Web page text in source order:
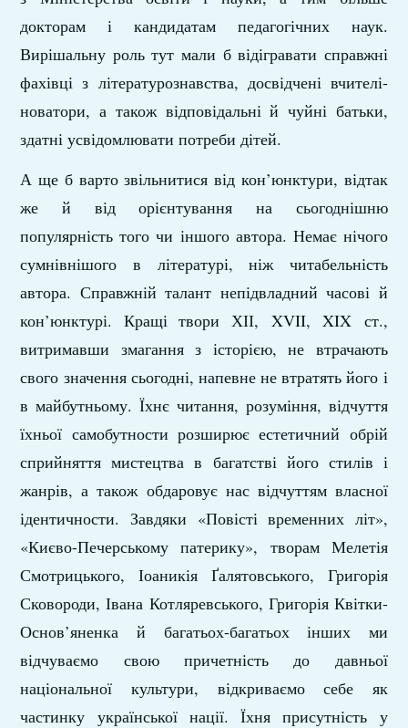
докторам і кандидатам педагогічних наук.
Вирішальну роль тут мали б відігравати справжні
фахівці з літературознавства, досвідчені вчителі-
новатори, а також відповідальні й чуйні батьки,
здатні усвідомлювати потреби дітей.
А ще б варто звільнитися від кон’юнктури, відтак
же й від орієнтування на сьогоднішню
популярність того чи іншого автора. Немає нічого
сумнівнішого в літературі, ніж читабельність
автора. Справжній талант непідвладний часові й
кон’юнктурі. Кращі твори ХІІ, XVII, XIX ст.,
витримавши змагання з історією, не втрачають
свого значення сьогодні, напевне не втратять його і
в майбутньому. Їхнє читання, розуміння, відчуття
їхньої самобутности розширює естетичний обрій
сприйняття мистецтва в багатстві його стилів і
жанрів, а також обдаровує нас відчуттям власної
ідентичности. Завдяки «Повісті временних літ»,
«Києво-Печерському патерику», творам Мелетія
Смотрицького, Іоаникія Ґалятовського, Григорія
Сковороди, Івана Котляревського, Григорія Квітки-
Основ’яненка й багатьох-багатьох інших ми
відчуваємо свою причетність до давньої
національної культури, відкриваємо себе як
частинку української нації. Їхня присутність у